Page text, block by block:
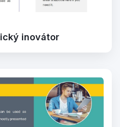
inovátor